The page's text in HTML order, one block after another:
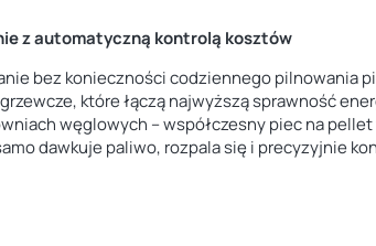
z automatyczną kontrolą kosztów
bez konieczności codziennego pilnowania
które łączą najwyższą sprawność
węglowych – współczesny piec na
dawkuje paliwo, rozpala się i precyzyjnie